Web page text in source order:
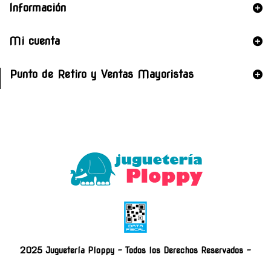
Información
Mi cuenta
Punto de Retiro y Ventas Mayoristas
2025 Juguetería Ploppy - Todos los Derechos Reservados -